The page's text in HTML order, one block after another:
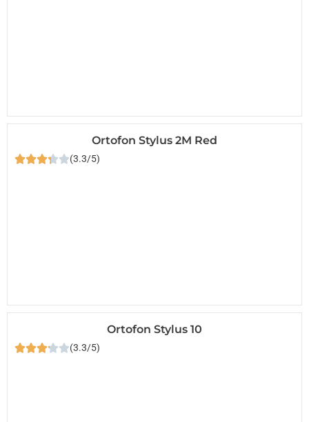
Ortofon Stylus 2M Red
(3.3/5)
Ortofon Stylus 10
(3.3/5)